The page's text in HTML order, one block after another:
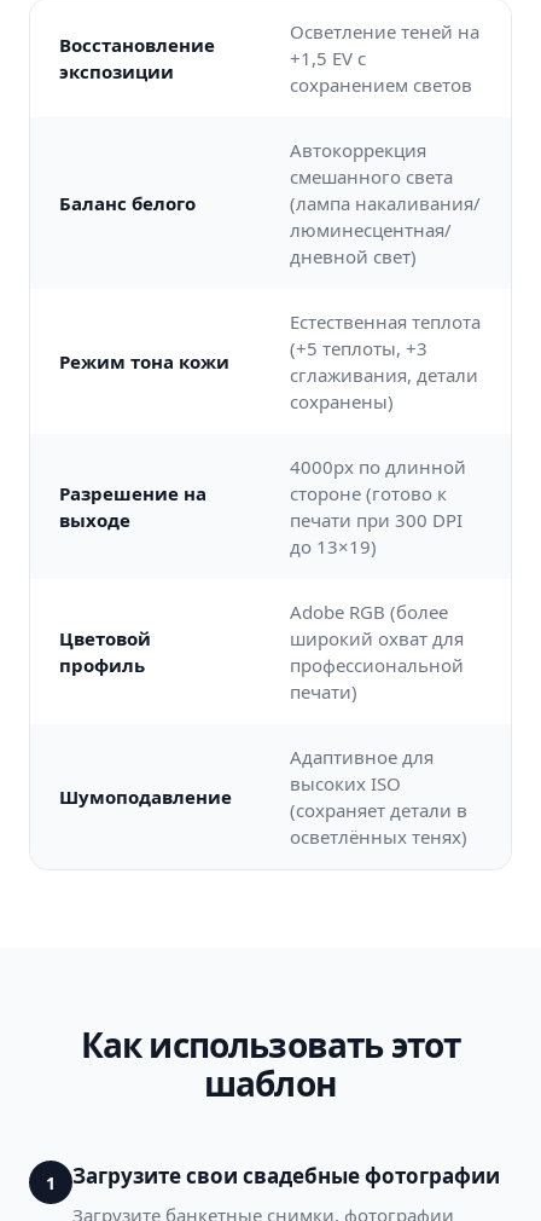
Восстановление
экспозиции
Осветление теней на
+1,5 EV с
сохранением светов
Баланс белого
Автокоррекция
смешанного света
(лампа накаливания/
люминесцентная/
дневной свет)
Режим тона кожи
Естественная теплота
(+5 теплоты, +3
сглаживания, детали
сохранены)
Разрешение на
выходе
4000px по длинной
стороне (готово к
печати при 300 DPI
до 13×19)
Цветовой
профиль
Adobe RGB (более
широкий охват для
профессиональной
печати)
Шумоподавление
Адаптивное для
высоких ISO
(сохраняет детали в
осветлённых тенях)
Как использовать этот
шаблон
1 Загрузите свои свадебные фотографии
Загрузите банкетные снимки, фотографии